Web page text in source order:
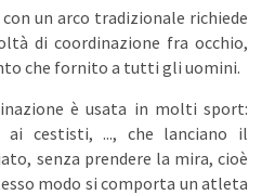
un arco tradizionale richiede
di coordinazione fra occhio,
che fornito a tutti gli uomini.
è usata in molti sport:
ai cestisti, ..., che lanciano il
senza prendere la mira, cioè
modo si comporta un atleta